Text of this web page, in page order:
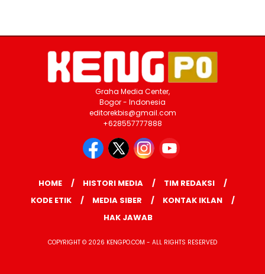
Graha Media Center,
Bogor - Indonesia
editorekbis@gmail.com
+628557777888
HOME HISTORI MEDIA
TIM REDAKSI
KODE ETIK
MEDIA SIBER
KONTAK IKLAN
HAK JAWAB
COPYRIGHT © 2026 KENGPO.COM - ALL RIGHTS RESERVED